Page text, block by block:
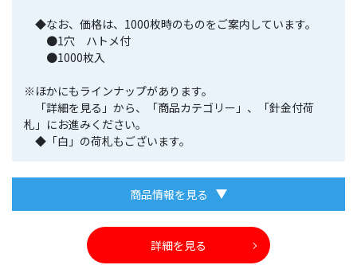
◆なお、価格は、1000枚時のものをご案内しています。
●1穴 ハトメ付
●1000枚入
※ほかにもラインナップがあります。
「詳細を見る」から、「商品カテゴリー」、「針金付荷
札」にお進みください。
◆「白」の荷札もございます。
商品情報を見る
詳細を見る